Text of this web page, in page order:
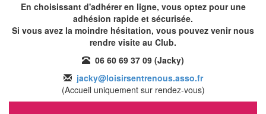
En choisissant d'adhérer en ligne, vous optez pour une
adhésion rapide et sécurisée.
Si vous avez la moindre hésitation, vous pouvez venir nous
rendre visite au Club.
06 60 69 37 09 (Jacky)
jacky@loisirsentrenous.asso.fr
(Accueil uniquement sur rendez-vous)